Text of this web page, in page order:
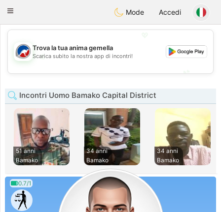
AustraliaChat
Toggle
Mode Accedi
💖
💕
Trova la tua anima gemella
Scarica subito la nostra app di incontri!
Incontri Uomo Bamako Capital District
51 anni
Bamako
34 anni
Bamako
34 anni
Bamako
0.7/1